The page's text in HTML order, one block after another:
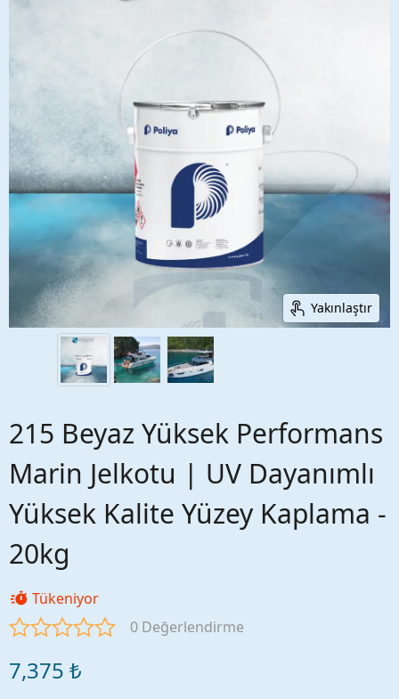
Yakınlaştır
215 Beyaz Yüksek Performans
Marin Jelkotu | UV Dayanımlı
Yüksek Kalite Yüzey Kaplama -
20kg
Tükeniyor
0 Değerlendirme
7,375 ₺